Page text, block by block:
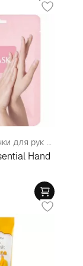
Маска-рукавички для рук з гіалуроновою кислотою та медом
Hand